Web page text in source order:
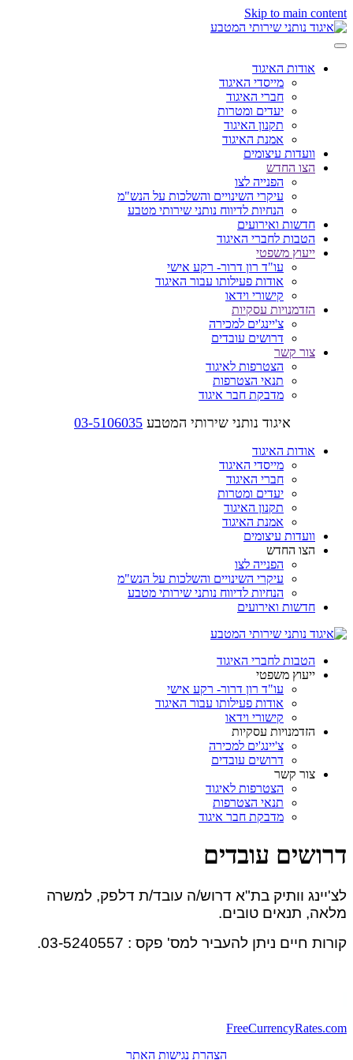
Skip to main content
אודות האיגוד
מייסדי האיגוד
חברי האיגוד
יעדים ומטרות
תקנון האיגוד
אמנת האיגוד
וועדות עיצומים
הצו החדש
הפנייה לצו
עיקרי השינויים והשלכות על הנש"מ
הנחיות לדיווח נותני שירותי מטבע
חדשות ואירועים
הטבות לחברי האיגוד
ייעוץ משפטי
עו"ד רון דרור- רקע אישי
אודות פעילותו עבור האיגוד
קישורי וידאו
הזדמנויות עסקיות
צ'יינג'ים למכירה
דרושים עובדים
צור קשר
הצטרפות לאיגוד
תנאי הצטרפות
מדבקת חבר איגוד
איגוד נותני שירותי המטבע 03-5106035
אודות האיגוד
מייסדי האיגוד
חברי האיגוד
יעדים ומטרות
תקנון האיגוד
אמנת האיגוד
וועדות עיצומים
הצו החדש
הפנייה לצו
עיקרי השינויים והשלכות על הנש"מ
הנחיות לדיווח נותני שירותי מטבע
חדשות ואירועים
הטבות לחברי האיגוד
ייעוץ משפטי
עו"ד רון דרור- רקע אישי
אודות פעילותו עבור האיגוד
קישורי וידאו
הזדמנויות עסקיות
צ'יינג'ים למכירה
דרושים עובדים
צור קשר
הצטרפות לאיגוד
תנאי הצטרפות
מדבקת חבר איגוד
דרושים עובדים
לצ'יינג וותיק בת"א דרוש/ה עובד/ת דלפק, למשרה
מלאה, תנאים טובים.
קורות חיים ניתן להעביר למס' פקס : 03-5240557.
FreeCurrencyRates.com
הצהרת נגישות האתר